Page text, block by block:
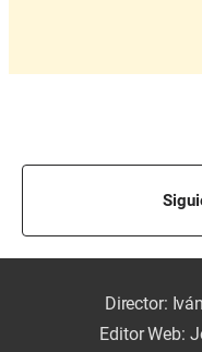
Director:
Editor Web: